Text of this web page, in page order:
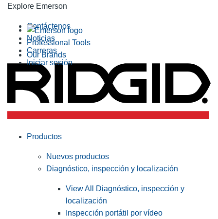
Explore Emerson
Professional Tools
Our Brands
Contáctenos
Noticias
Carreras
Iniciar sesión
Productos
Nuevos productos
Diagnóstico, inspección y localización
View All Diagnóstico, inspección y
localización
Inspección portátil por vídeo